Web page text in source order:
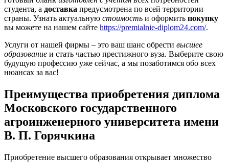
студента, а доставка предусмотрена по всей территории
страны. Узнать актуальную стоимость и оформить покупку
вы можете на нашем сайте https://premialnie-diplom24.com/.
Услуги от нашей фирмы – это ваш шанс обрести высшее
образование и стать частью престижного вуза. Выберите свою
будущую профессию уже сейчас, а мы позаботимся обо всех
нюансах за вас!
Преимущества приобретения диплома
Московского государственного
агроинженерного университета имени
В. П. Горячкина
Приобретение высшего образования открывает множество